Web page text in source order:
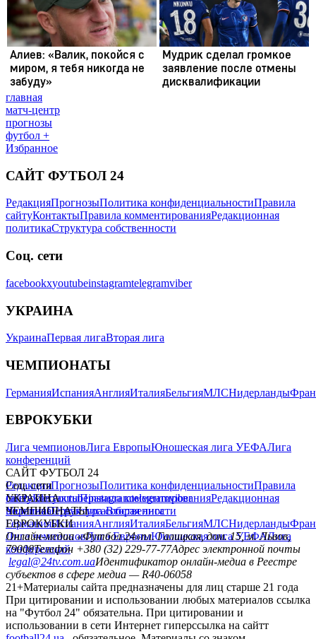
главная
матч-центр
прогнозы
футбол +
Избранное
САЙТ ФУТБОЛ 24
РедакцияПрогнозыПолитика конфиденциальностиПравила
сайтуКонтактыПравила комментированияРедакционная
политикаСтруктура собственности
Соц. сети
facebookxyoutubeinstagramtelegramviber
УКРАИНА
УкраинаПервая лигаВторая лига
ЧЕМПИОНАТЫ
ГерманияИспанияАнглияИталияБельгияМЛСНидерланды
ЕВРОКУБКИ
Лига чемпионовЛига ЕвропыЮношеская лига УЕФАЛига
конференций
САЙТ ФУТБОЛ 24
РедакцияПрогнозыПолитика конфиденциальностиПравила
сайтуКонтактыПравила комментированияРедакционная
политикаСтруктура собственности
Соц. сети
facebookxyoutubeinstagramtelegramviber
УКРАИНА
УкраинаПервая лигаВторая лига
ЧЕМПИОНАТЫ
ГерманияИспанияАнглияИталияБельгияМЛСНидерланды
ЕВРОКУБКИ
Лига чемпионовЛига ЕвропыЮношеская лига УЕФАЛига
конференций
Онлайн-медиа «Футбол 24»пл. Галицкая, дом. 15, м. Львов,
79008Телефон +380 (32) 229-77-77Адрес электронной почты
legal@24tv.com.uaИдентификатор онлайн-медиа в Реестре
субъектов в сфере медиа — R40-06058
21+Материалы сайта предназначены для лиц старше 21 года
При цитировании и использовании любых материалов ссылка
на "Футбол 24" обязательна. При цитировании и
использовании в сети Интернет гиперссылка на сайтт